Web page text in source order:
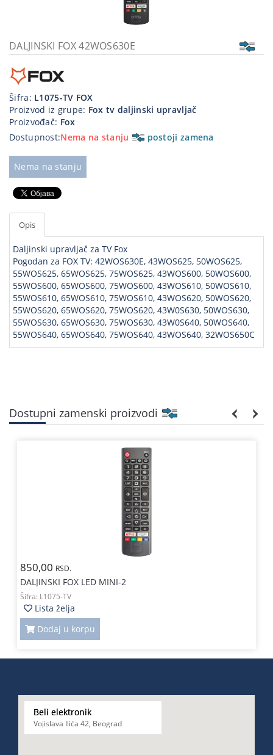
priključci
Kućna
tehnika
Poslovna
oprema,računari
Strujni
program
DALJINSKI FOX 42WOS630E
Šifra: L1075-TV FOX
Proizvod iz grupe: Fox tv daljinski upravljač
Proizvođač: Fox
Dostupnost:Nema na stanju postoji zamena
Nema na stanju
Opis
Daljinski upravljač za TV Fox
Pogodan za FOX TV: 42WOS630E, 43WOS625, 50WOS625,
55WOS625, 65WOS625, 75WOS625, 43WOS600, 50WOS600,
55WOS600, 65WOS600, 75WOS600, 43WOS610, 50WOS610,
55WOS610, 65WOS610, 75WOS610, 43WOS620, 50WOS620,
55WOS620, 65WOS620, 75WOS620, 43W0S630, 50WOS630,
55WOS630, 65WOS630, 75WOS630, 43W0S640, 50WOS640,
55WOS640, 65WOS640, 75WOS640, 43WOS640, 32WOS650C
Dostupni zamenski proizvodi
850,00 RSD.
DALJINSKI FOX LED MINI-2
Šifra: L1075-TV
Lista želja
Dodaj u korpu
Beli elektronik
Vojislava Ilića 42, Beograd